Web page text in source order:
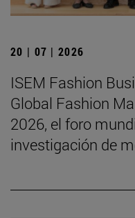
20 | 07 | 2026
ISEM Fashion
Global Fashion
2026, el foro
investigación de